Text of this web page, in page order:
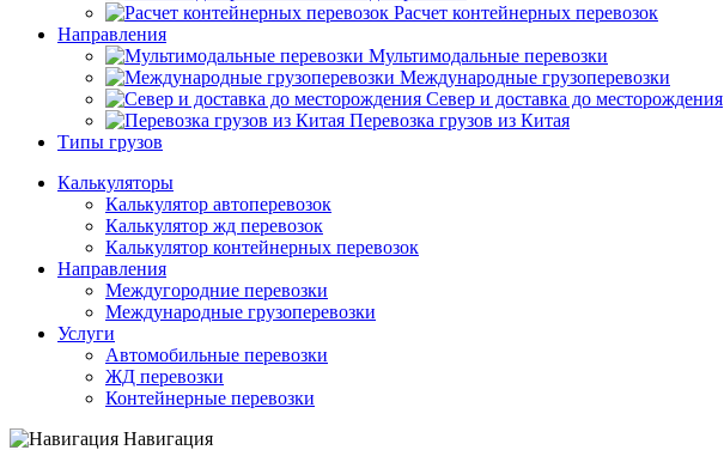
Расчет контейнерных перевозок
Направления
Мультимодальные перевозки
Международные грузоперевозки
Север и доставка до месторождения
Перевозка грузов из Китая
Типы грузов
Калькуляторы
Калькулятор автоперевозок
Калькулятор жд перевозок
Калькулятор контейнерных перевозок
Направления
Междугородние перевозки
Международные грузоперевозки
Услуги
Автомобильные перевозки
ЖД перевозки
Контейнерные перевозки
Навигация